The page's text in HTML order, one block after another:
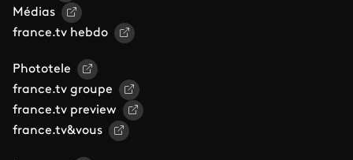
Médias
france.tv hebdo
Phototele
france.tv groupe
france.tv preview
france.tv&vous